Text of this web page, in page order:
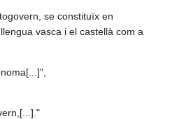
se constituïx en
vasca i el castellà com a